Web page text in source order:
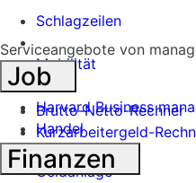
Schlagzeilen
Mobilität
Tech
Harvard Business
Handel
Banken
Geldanlage
Serviceangebote von
Job
Brutto-Netto-Rechner
Kurzarbeitergeld-
Finanzen